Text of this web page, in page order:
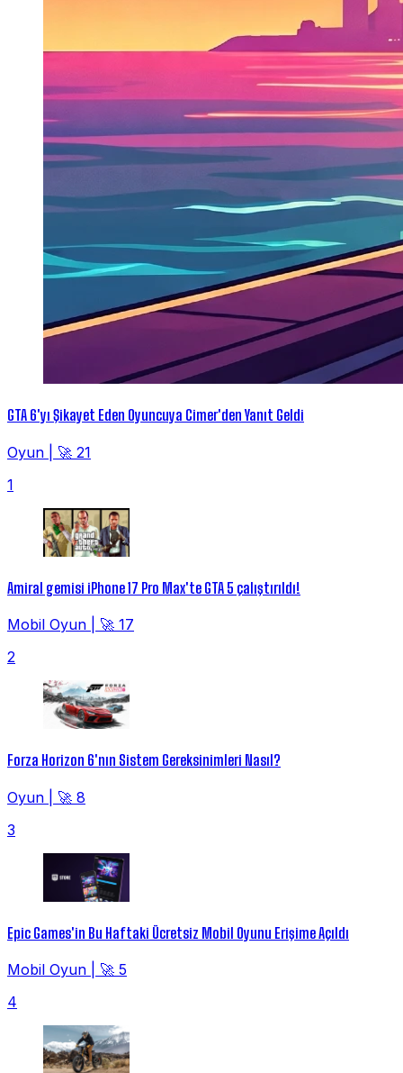
GTA 6'yı Şikayet Eden Oyuncuya Cimer'den Yanıt Geldi
Oyun
🚀 21
1
Amiral gemisi iPhone 17 Pro Max'te GTA 5 çalıştırıldı!
Mobil Oyun
🚀 17
2
Forza Horizon 6'nın Sistem Gereksinimleri Nasıl?
Oyun
🚀 8
3
Epic Games'in Bu Haftaki Ücretsiz Mobil Oyunu Erişime Açıldı
Mobil Oyun
🚀 5
4